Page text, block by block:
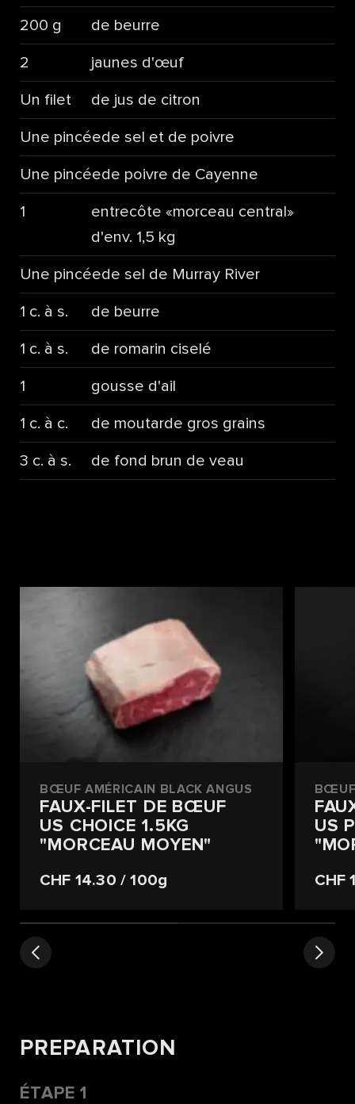
200 g de beurre
2 jaunes d'œuf
Un filet de jus de citron
Une pincéede sel et de poivre
Une pincéede poivre de Cayenne
1
entrecôte «morceau central»
d'env. 1,5 kg
Une pincéede sel de Murray River
1 c. à s. de beurre
1 c. à s. de romarin ciselé
1 gousse d'ail
1 c. à c. de moutarde gros grains
3 c. à s. de fond brun de veau
BŒUF AMÉRICAIN BLACK ANGUS
FAUX-FILET DE BŒUF
US CHOICE 1.5KG
"MORCEAU MOYEN"
CHF 14.30 / 100g
BŒUF
US
CHF
PREPARATION
ÉTAPE 1